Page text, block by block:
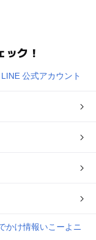
ク！